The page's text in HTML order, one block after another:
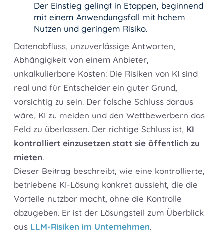
Der Einstieg gelingt in Etappen, beginnend
mit einem Anwendungsfall mit hohem
Nutzen und geringem Risiko.
Datenabfluss, unzuverlässige Antworten,
Abhängigkeit von einem Anbieter,
unkalkulierbare Kosten: Die Risiken von KI sind
real und für Entscheider ein guter Grund,
vorsichtig zu sein. Der falsche Schluss daraus
wäre, KI zu meiden und den Wettbewerbern das
Feld zu überlassen. Der richtige Schluss ist, KI
kontrolliert einzusetzen statt sie öffentlich zu
mieten.
Dieser Beitrag beschreibt, wie eine kontrollierte,
betriebene KI-Lösung konkret aussieht, die die
Vorteile nutzbar macht, ohne die Kontrolle
abzugeben. Er ist der Lösungsteil zum Überblick
aus LLM-Risiken im Unternehmen.